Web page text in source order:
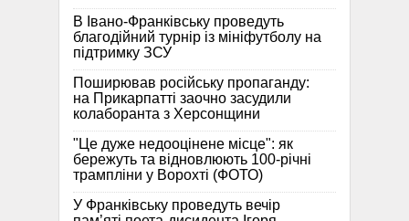
В Івано-Франківську проведуть
благодійний турнір із мініфутболу на
підтримку ЗСУ
Поширював російську пропаганду:
на Прикарпатті заочно засудили
колаборанта з Херсонщини
"Це дуже недооцінене місце": як
бережуть та відновлюють 100-річні
трампліни у Ворохті (ФОТО)
У Франківську проведуть вечір